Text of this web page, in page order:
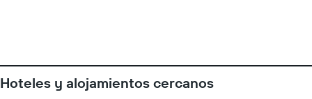
Hoteles y alojamientos cercanos